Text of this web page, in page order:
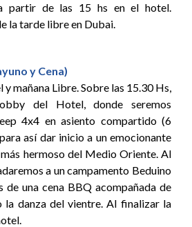
partir de las 15 hs en el hotel.
la tarde libre en Dubai.
y Cena)
y mañana Libre. Sobre las 15.30 Hs,
del Hotel, donde seremos
4x4 en asiento compartido (6
así dar inicio a un emocionante
hermoso del Medio Oriente. Al
a un campamento Beduino
de una cena BBQ acompañada de
la danza del vientre. Al finalizar la